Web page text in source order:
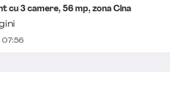
cu 3 camere, 56 mp, zona Cina
07:56